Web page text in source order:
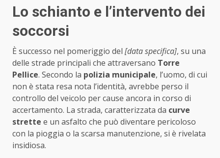
Lo schianto e l’intervento dei
soccorsi
È successo nel pomeriggio del [data specifica], su una
delle strade principali che attraversano Torre
Pellice. Secondo la polizia municipale, l’uomo, di cui
non è stata resa nota l’identità, avrebbe perso il
controllo del veicolo per cause ancora in corso di
accertamento. La strada, caratterizzata da curve
strette e un asfalto che può diventare pericoloso
con la pioggia o la scarsa manutenzione, si è rivelata
insidiosa.